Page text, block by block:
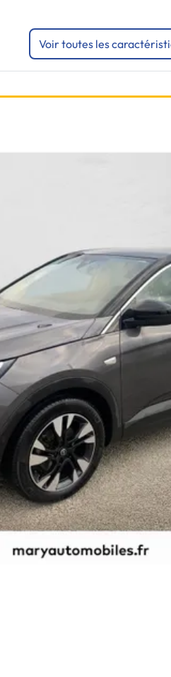
Voir toutes les